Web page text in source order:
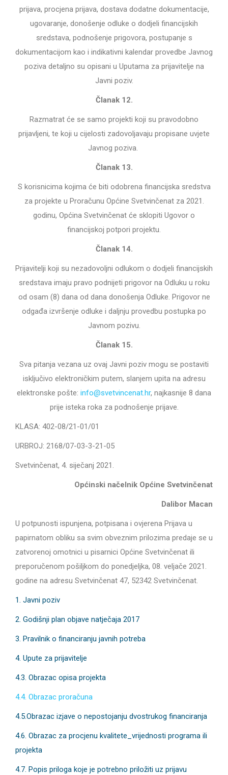
prijava, procjena prijava, dostava dodatne dokumentacije,
ugovaranje, donošenje odluke o dodjeli financijskih
sredstava, podnošenje prigovora, postupanje s
dokumentacijom kao i indikativni kalendar provedbe Javnog
poziva detaljno su opisani u Uputama za prijavitelje na
Javni poziv.
Članak 12.
Razmatrat će se samo projekti koji su pravodobno
prijavljeni, te koji u cijelosti zadovoljavaju propisane uvjete
Javnog poziva.
Članak 13.
S korisnicima kojima će biti odobrena financijska sredstva
za projekte u Proračunu Općine Svetvinčenat za 2021.
godinu, Općina Svetvinčenat će sklopiti Ugovor o
financijskoj potpori projektu.
Članak 14.
Prijavitelji koji su nezadovoljni odlukom o dodjeli financijskih
sredstava imaju pravo podnijeti prigovor na Odluku u roku
od osam (8) dana od dana donošenja Odluke. Prigovor ne
odgađa izvršenje odluke i daljnju provedbu postupka po
Javnom pozivu.
Članak 15.
Sva pitanja vezana uz ovaj Javni poziv mogu se postaviti
isključivo elektroničkim putem, slanjem upita na adresu
elektronske pošte: info@svetvincenat.hr, najkasnije 8 dana
prije isteka roka za podnošenje prijave.
KLASA: 402-08/21-01/01
URBROJ: 2168/07-03-3-21-05
Svetvinčenat, 4. siječanj 2021.
Općinski načelnik Općine Svetvinčenat
Dalibor Macan
U potpunosti ispunjena, potpisana i ovjerena Prijava u
papirnatom obliku sa svim obveznim prilozima predaje se u
zatvorenoj omotnici u pisarnici Općine Svetvinčenat ili
preporučenom pošiljkom do ponedjeljka, 08. veljače 2021.
godine na adresu Svetvinčenat 47, 52342 Svetvinčenat.
1. Javni poziv
2. Godišnji plan objave natječaja 2017
3. Pravilnik o financiranju javnih potreba
4. Upute za prijavitelje
4.3. Obrazac opisa projekta
4.4. Obrazac proračuna
4.5.Obrazac izjave o nepostojanju dvostrukog financiranja
4.6. Obrazac za procjenu kvalitete_vrijednosti programa ili
projekta
4.7. Popis priloga koje je potrebno priložiti uz prijavu